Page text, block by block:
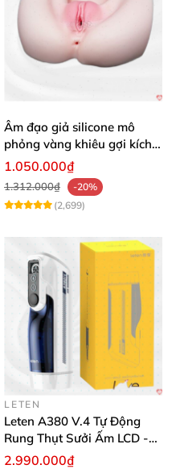
Âm đạo giả silicone mô
phỏng vàng khiêu gợi kích
thích mua
1.050.000₫
1.312.000₫
-20%
(2,699)
LETEN
Leten A380 V.4 Tự Động
Rung Thụt Sưởi Ấm LCD -
Mua Ngay
2.990.000₫